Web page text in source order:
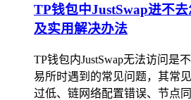
TP钱包中JustSwap进不
及实用解决办法
TP钱包内JustSwap无法访问是
易所时遇到的常见问题，其常
过低、链网络配置错误、节点